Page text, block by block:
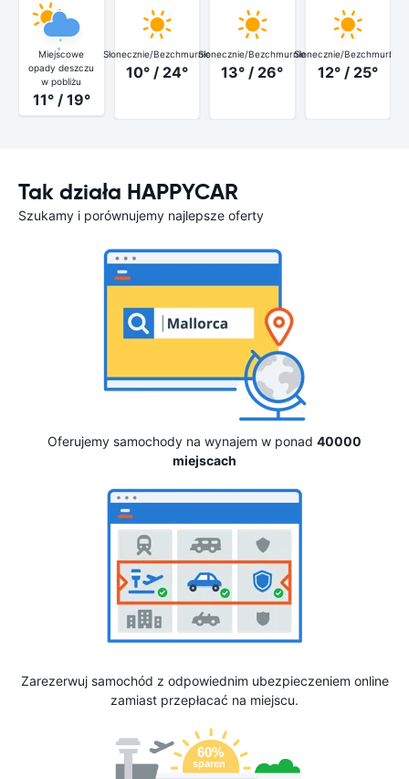
Miejscowe
opady deszczu
w pobliżu
11° / 19°
Słonecznie/Bezchmurnie
10° / 24°
Słonecznie/Bezchmurnie
13° / 26°
Słonecznie/Bezchmurnie
12° / 25°
Tak działa HAPPYCAR
Szukamy i porównujemy najlepsze oferty
Oferujemy samochody na wynajem w ponad 40000
miejscach
Zarezerwuj samochód z odpowiednim ubezpieczeniem online
zamiast przepłacać na miejscu.